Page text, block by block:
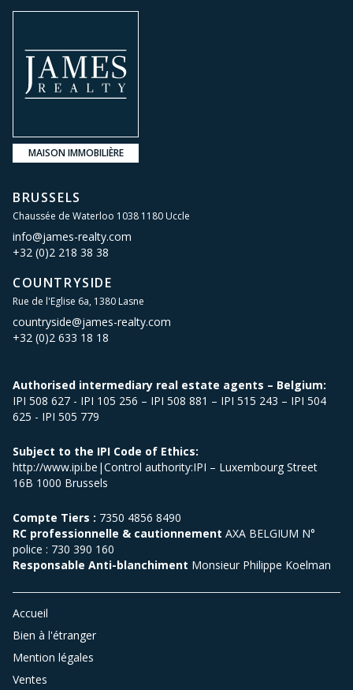
MAISON IMMOBILIÈRE
BRUSSELS
Chaussée de Waterloo 1038 1180 Uccle
info@james-realty.com
+32 (0)2 218 38 38
COUNTRYSIDE
Rue de l'Eglise 6a, 1380 Lasne
countryside@james-realty.com
+32 (0)2 633 18 18
Authorised intermediary real estate agents – Belgium:
IPI 508 627 - IPI 105 256 – IPI 508 881 – IPI 515 243 – IPI 504
625 - IPI 505 779
Subject to the IPI Code of Ethics:
http://www.ipi.be|Control authority:IPI – Luxembourg Street
16B 1000 Brussels
Compte Tiers : 7350 4856 8490
RC professionnelle & cautionnement AXA BELGIUM N°
police : 730 390 160
Responsable Anti-blanchiment Monsieur Philippe Koelman
Accueil
Bien à l'étranger
Mention légales
Ventes